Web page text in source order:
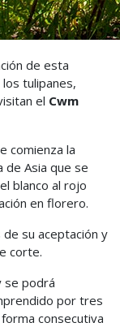
de esta
tulipanes,
el Cwm
comienza la
de Asia que se
blanco al rojo
en florero.
de su aceptación y
corte.
se podrá
por tres
consecutiva